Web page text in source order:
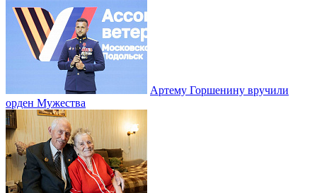
Артему Горшенину вручили
орден Мужества